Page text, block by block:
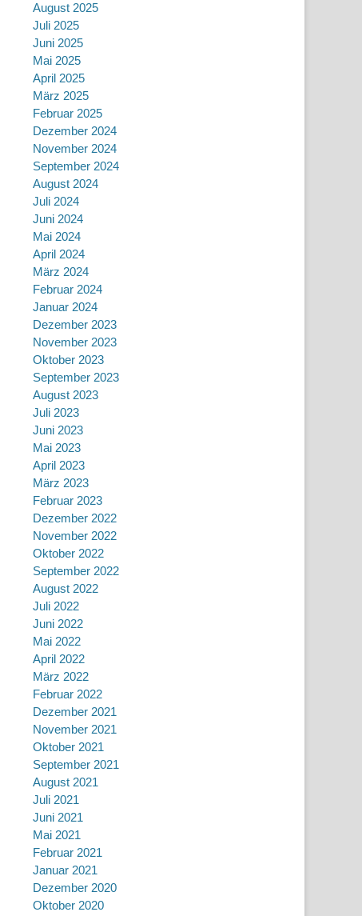
August 2025
Juli 2025
Juni 2025
Mai 2025
April 2025
März 2025
Februar 2025
Dezember 2024
November 2024
September 2024
August 2024
Juli 2024
Juni 2024
Mai 2024
April 2024
März 2024
Februar 2024
Januar 2024
Dezember 2023
November 2023
Oktober 2023
September 2023
August 2023
Juli 2023
Juni 2023
Mai 2023
April 2023
März 2023
Februar 2023
Dezember 2022
November 2022
Oktober 2022
September 2022
August 2022
Juli 2022
Juni 2022
Mai 2022
April 2022
März 2022
Februar 2022
Dezember 2021
November 2021
Oktober 2021
September 2021
August 2021
Juli 2021
Juni 2021
Mai 2021
Februar 2021
Januar 2021
Dezember 2020
Oktober 2020